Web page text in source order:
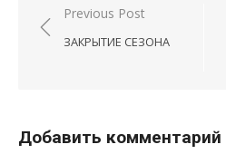
Навигация
по
Previous Post
ЗАКРЫТИЕ СЕЗОНА
Добавить комментарий